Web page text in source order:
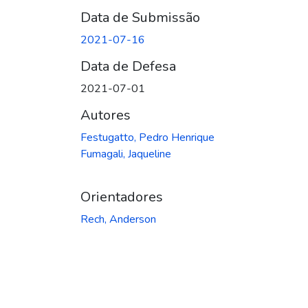
Data de Submissão
2021-07-16
Data de Defesa
2021-07-01
Autores
Festugatto, Pedro Henrique
Fumagali, Jaqueline
Orientadores
Rech, Anderson